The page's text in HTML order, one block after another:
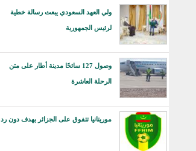
ولي العهد السعودي يبعث رسالة خطية
لرئيس الجمهورية
وصول 127 سائحًا مدينة أطار على متن
الرحلة العاشرة
موريتانيا تتفوق على الجزائر بهدف دون رد